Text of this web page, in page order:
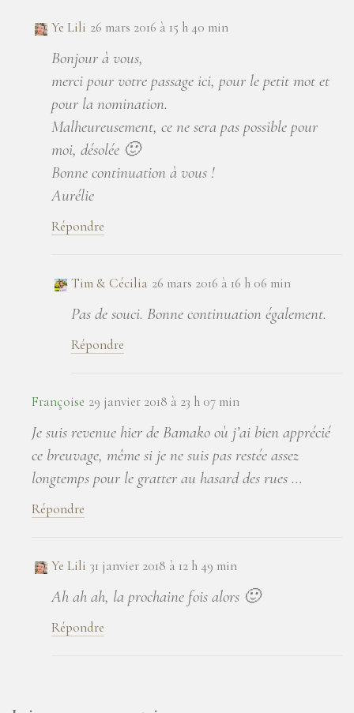
Ye Lili 26 mars 2016 à 15 h 40 min
Bonjour à vous,
merci pour votre passage ici, pour le petit mot et
pour la nomination.
Malheureusement, ce ne sera pas possible pour
moi, désolée 🙂
Bonne continuation à vous !
Aurélie
Répondre
Tim & Cécilia 26 mars 2016 à 16 h 06 min
Pas de souci. Bonne continuation également.
Répondre
Françoise 29 janvier 2018 à 23 h 07 min
Je suis revenue hier de Bamako où j’ai bien apprécié
ce breuvage, même si je ne suis pas restée assez
longtemps pour le gratter au hasard des rues …
Répondre
Ye Lili 31 janvier 2018 à 12 h 49 min
Ah ah ah, la prochaine fois alors 🙂
Répondre